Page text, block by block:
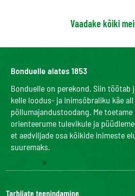
Vaadake kõiki
Bonduelle alates 1853
Bonduelle on perekond. Siin töötab
kelle loodus- ja inimsõbraliku käe
põllumajandustoodang. Me
orienteerume tulevikule ja
et aedviljade osa kõikide inimeste
suuremaks.
Tarbijate teenindamine